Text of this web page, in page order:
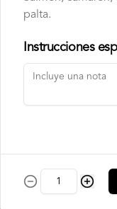
palta.
Instrucciones